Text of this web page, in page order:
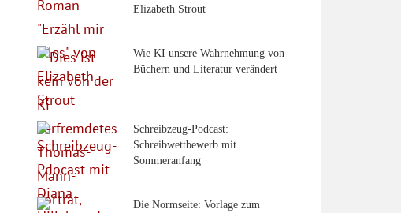
Elizabeth Strout
Wie KI unsere Wahrnehmung von
Büchern und Literatur verändert
Schreibzeug-Podcast:
Schreibwettbewerb mit
Sommeranfang
Die Normseite: Vorlage zum